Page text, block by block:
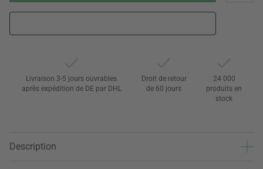
Livraison 3-5 jours ouvrables
après expédition de DE par DHL
Droit de retour
de 60 jours
24 000
produits en
stock
Description